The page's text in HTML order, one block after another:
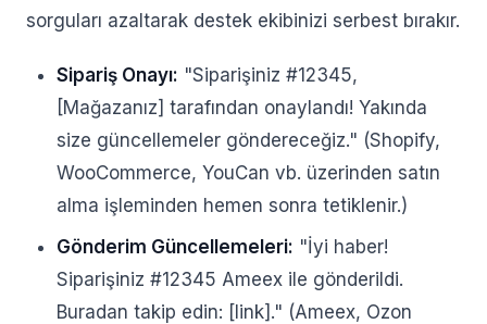
sorguları azaltarak destek ekibinizi serbest bırakır.
Sipariş Onayı: "Siparişiniz #12345,
[Mağazanız] tarafından onaylandı! Yakında
size güncellemeler göndereceğiz." (Shopify,
WooCommerce, YouCan vb. üzerinden satın
alma işleminden hemen sonra tetiklenir.)
Gönderim Güncellemeleri: "İyi haber!
Siparişiniz #12345 Ameex ile gönderildi.
Buradan takip edin: [link]." (Ameex, Ozon